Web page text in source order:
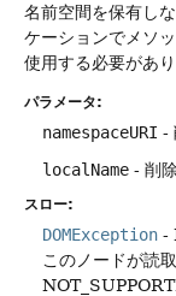
名前空間を保有しな
ケーションでメソ
使用する必要があり
パラメータ:
namespaceURI -
localName - 削
スロー:
DOMException -
このノードが読